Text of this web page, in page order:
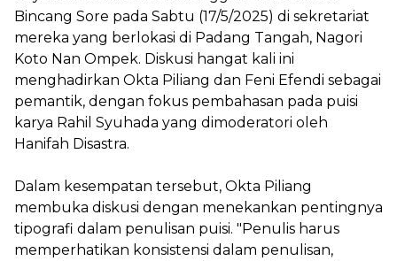
Bincang Sore pada Sabtu (17/5/2025) di sekretariat
mereka yang berlokasi di Padang Tangah, Nagori
Koto Nan Ompek. Diskusi hangat kali ini
menghadirkan Okta Piliang dan Feni Efendi sebagai
pemantik, dengan fokus pembahasan pada puisi
karya Rahil Syuhada yang dimoderatori oleh
Hanifah Disastra.
Dalam kesempatan tersebut, Okta Piliang
membuka diskusi dengan menekankan pentingnya
tipografi dalam penulisan puisi. "Penulis harus
memperhatikan konsistensi dalam penulisan,